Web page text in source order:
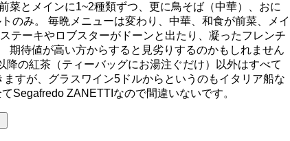
菜とメインに1~2種類ずつ、更に鳥そば（中華）、おに
のみ。 毎晩メニューは変わり、中華、和食が前菜、メイ
テーキやロブスターがドーンと出たり、凝ったフレンチ
期待値が高い方からすると見劣りするのかもしれません
の紅茶（ティーバッグにお湯注ぐだけ）以外はすべて
すが、グラスワイン5ドルからというのもイタリア船な
Segafredo ZANETTIなので間違いないです。